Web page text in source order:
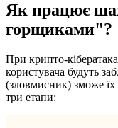
Як працює
горщиками"?
При крипто-
користувача будуть
(зловмисник) зможе
три етапи: